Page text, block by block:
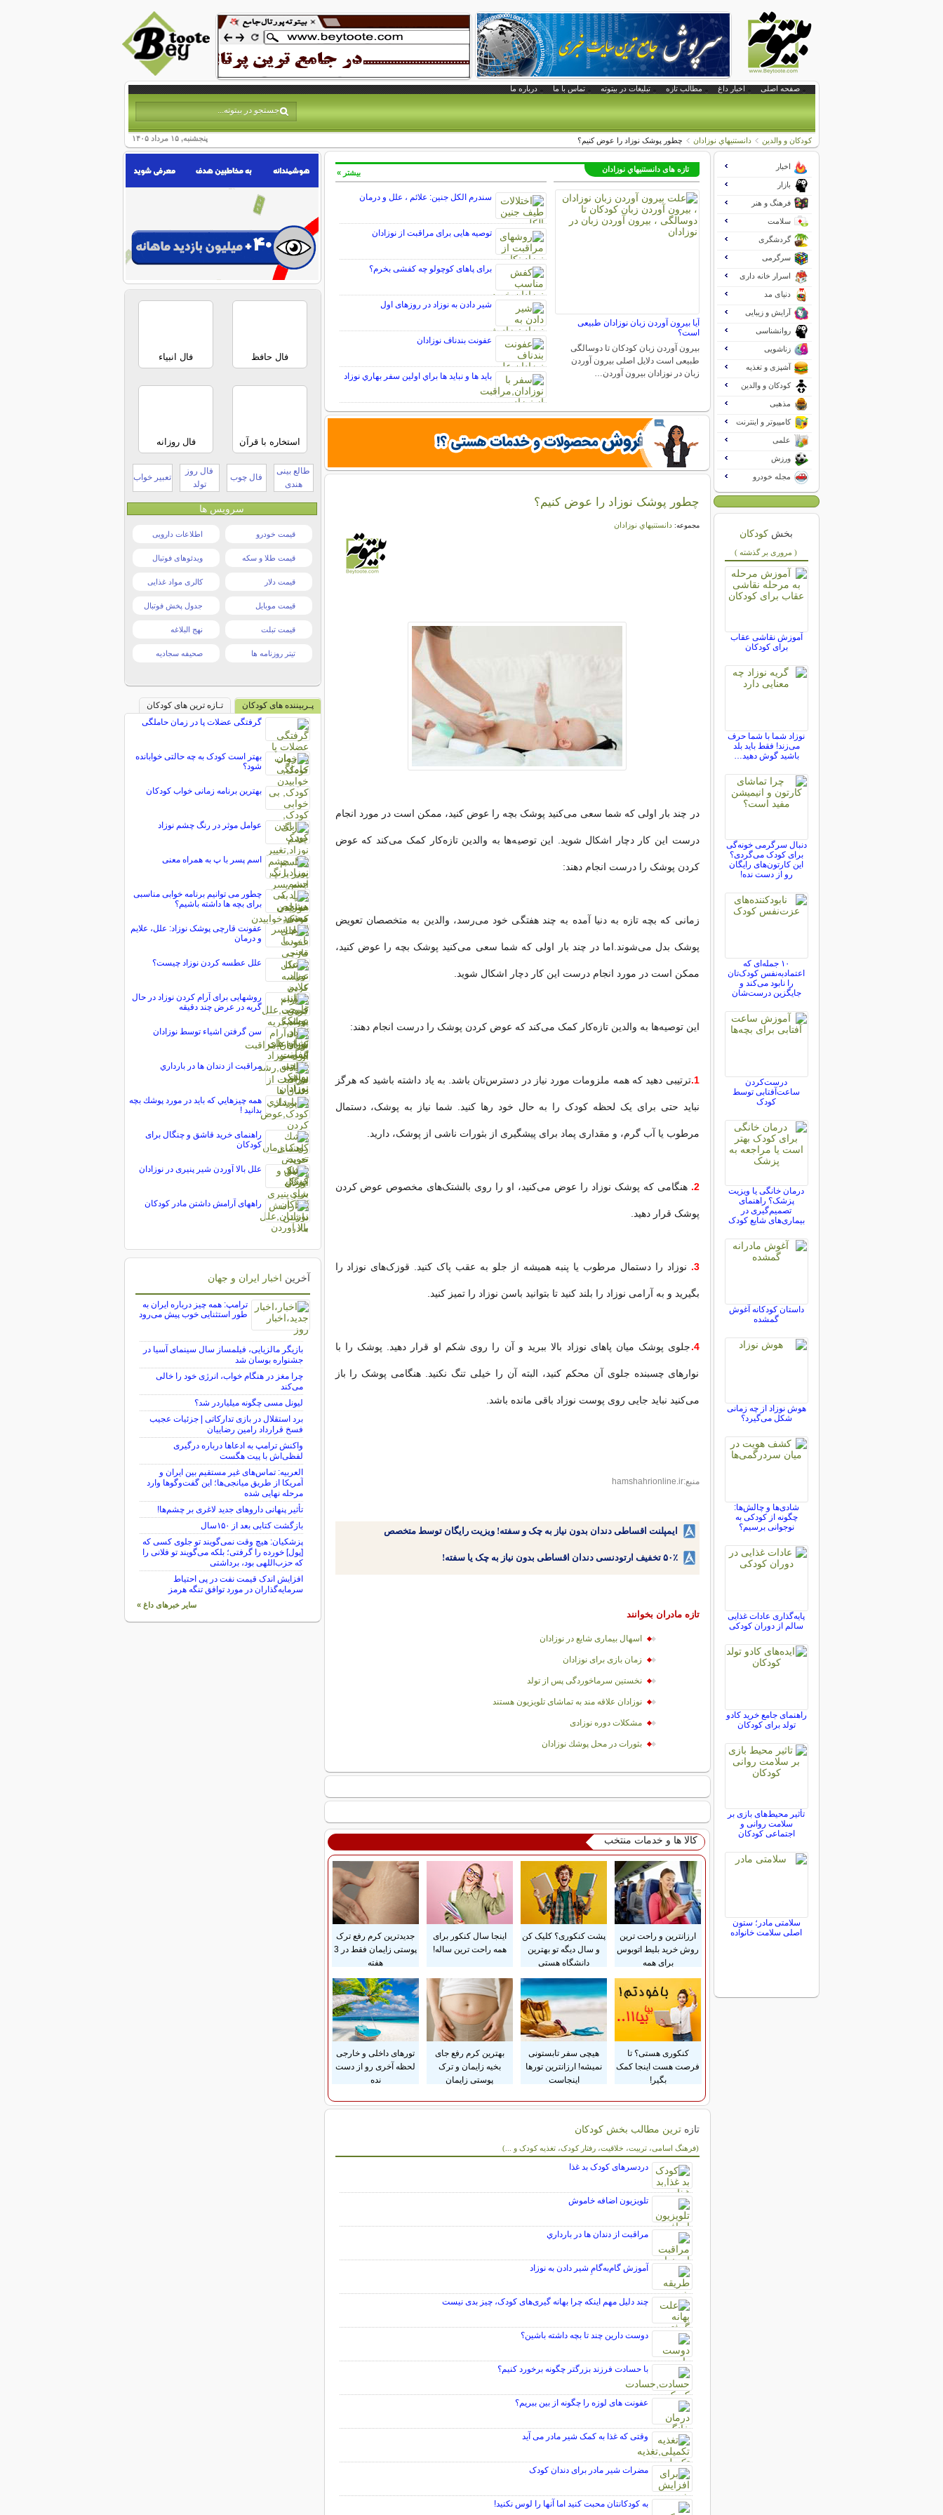
صفحه اصلی اخبار داغ مطالب تازه تبلیغات در بیتوته تماس با ما درباره ما
پنجشنبه, ۱۵ مرداد ۱۴۰۵ کودکان و والدین دانستنيهاي نوزادان چطور پوشک نوزاد را عوض کنیم؟
تازه های دانستنيهاي نوزادان
آیا بیرون آوردن زبان نوزادان طبیعی
است؟
بیرون آوردن زبان کودکان تا دوسالگی
طبیعی است دلایل اصلی بیرون آوردن
زبان در نوزادان بیرون آوردن…
سندرم الکل جنین: علائم ، علل و درمان
توصیه هایی برای مراقبت از نوزادان
برای پاهای کوچولو چه کفشی بخرم؟
شیر دادن به نوزاد در روزهای اول
عفونت بندناف نوزادان
بايد ها و نبايد ها براي اولين سفر بهاري نوزاد
بیشتر »
چطور پوشک نوزاد را عوض کنیم؟
مجموعه:دانستنيهاي نوزادان
در چند بار اولی که شما سعی می‌کنید پوشک بچه را عوض کنید، ممکن است در مورد انجام
درست این کار دچار اشکال شوید. این توصیه‌ها به والدین تازه‌کار کمک می‌کند که عوض
کردن پوشک را درست انجام دهند:
زمانی که بچه تازه به دنیا آمده به چند هفتگی خود می‌رسد، والدین به متخصصان تعویض
پوشک بدل‌ می‌شوند.اما در چند بار اولی که شما سعی می‌کنید پوشک بچه را عوض کنید،
ممکن است در مورد انجام درست این کار دچار اشکال شوید.
این توصیه‌ها به والدین تازه‌کار کمک می‌کند که عوض کردن پوشک را درست انجام دهند:
1. ترتیبی دهید که همه ملزومات مورد نیاز در دسترس‌تان باشد. به یاد داشته باشید که هرگز
نباید حتی برای یک لحظه کودک را به حال خود رها کنید. شما نیاز به پوشک، دستمال
مرطوب یا آب گرم، و مقداری پماد برای پیشگیری از بثورات ناشی از پوشک، دارید.
2. هنگامی که پوشک نوزاد را عوض می‌کنید، او را روی بالشتک‌های مخصوص عوض کردن
پوشک قرار دهید.
3. نوزاد را دستمال مرطوب یا پنبه همیشه از جلو به عقب پاک کنید. قوزک‌های نوزاد را
بگیرید و به آرامی نوزاد را بلند کنید تا بتوانید باسن نوزاد را تمیز کنید.
4. جلوی پوشک میان پاهای نوزاد بالا ببرید و آن را روی شکم او قرار دهید. پوشک را با
نوارهای چسبنده جلوی آن محکم کنید، البته آن را خیلی تنگ نکنید. هنگامی پوشک را باز
می‌کنید نباید جایی روی پوست نوزاد باقی مانده باشد.
منبع:hamshahrionline.ir
ایمپلنت اقساطی دندان بدون نیاز به چک و سفته! ویزیت رایگان توسط متخصص
۵۰٪ تخفیف ارتودنسی دندان اقساطی بدون نیاز به چک یا سفته!
تازه مادران بخوانند
اسهال بیماری شایع در نوزادان
زمان بازی برای نوزادان
نخستین سرماخوردگی پس از تولد
نوزادان علاقه مند به تماشای تلویزیون هستند
مشکلات دوره نوزادی
بثورات در محل پوشك نوزادان
کالا ها و خدمات منتخب
ارزانترین و راحت ترین
روش خرید بلیط اتوبوس
برای همه
پشت کنکوری؟ کلیک کن
و سال دیگه تو بهترین
دانشگاه هستی
اینجا سال کنکور برای
همه راحت ترین ساله!
جدیدترین کرم رفع ترک
پوستی زایمان فقط در 3
هفته
کنکوری هستی؟ تا
فرصت هست اینجا کمک
بگیر!
هیچی سفر تابستونی
نمیشه! ارزانترین تورها
اینجاست
بهترین کرم رفع جای
بخیه زایمان و ترک
پوستی زایمان
تورهای داخلی و خارجی
لحظه آخری رو از دست
نده
تازه ترین مطالب بخش کودکان
(فرهنگ اسامی، تربیت، خلاقیت، رفتار کودک، تغذیه کودک و ...)
سایر مطالب کودکان
دردسرهای کودک بد غذا
تلویزیون اضافه خاموش
مراقبت از دندان‌ ها در بارداري
آموزش گام‌به‌گامِ شیر دادن به نوزاد
چند دلیل مهم اینکه چرا بهانه گیری‌های کودک، چیز بدی نیست
دوست دارین چند تا بچه داشته باشین؟
با حسادت فرزند بزرگتر چگونه برخورد کنیم؟
عفونت های لوزه را چگونه از بین ببریم؟
وقتی که غذا به کمک شیر مادر می آید
مضرات شیر مادر برای دندان کودک
به کودکانتان محبت کنید اما آنها را لوس نکنید!
اخبار
بازار
فرهنگ و هنر
سلامت
گردشگری
سرگرمی
اسرار خانه داری
دنیای مد
آرایش و زیبایی
روانشناسی
زناشویی
آشپزی و تغذیه
کودکان و والدین
مذهبی
کامپیوتر و اینترنت
علمی
ورزش
مجله خودرو
بخش کودکان
( مروری بر گذشته )
آموزش نقاشی عقاب
برای کودکان
نوزاد شما با شما حرف
می‌زند! فقط باید بلد
باشید گوش دهید…
دنبال سرگرمی خونه‌گی
برای کودک می‌گردی؟
این کارتون‌های رایگان
رو از دست نده!
۱۰ جمله‌ای که
اعتمادبه‌نفس کودک‌تان
را نابود می‌کند و
جایگزین درست‌شان
درست‌کردن
ساعت‌آفتابی توسط
کودک
درمان خانگی یا ویزیت
پزشک؟ راهنمای
تصمیم‌گیری در
بیماری‌های شایع کودک
داستان کودکانه آغوش
گمشده
هوش نوزاد از چه زمانی
شکل می‌گیرد؟
شادی‌ها و چالش‌ها:
چگونه از کودکی به
نوجوانی برسیم؟
پایه‌گذاری عادات غذایی
سالم از دوران کودکی
راهنمای جامع خرید کادو
تولد برای کودکان
تأثیر محیط‌های بازی بر
سلامت روانی و
اجتماعی کودکان
سلامتی مادر؛ ستون
اصلی سلامت خانواده
فال حافظ فال انبیاء
استخاره با قرآن فال روزانه
طالع بینی
هندی
فال چوب
فال روز
تولد
تعبیر خواب
سرویس ها
قیمت خودرو اطلاعات دارویی
قیمت طلا و سکه ویدئوهای فوتبال
قیمت دلار کالری مواد غذایی
قیمت موبایل جدول پخش فوتبال
قیمت تبلت نهج البلاغه
تیتر روزنامه ها صحیفه سجادیه
پـربیننده های کودکان
تـازه ترین های کودکان
گرفتگی عضلات پا در زمان حاملگی
بهتر است کودک به چه حالتی خوابانده
شود؟
بهترین برنامه زمانی خواب کودکان
عوامل موثر در رنگ چشم نوزاد
اسم پسر با پ به همراه معنی
چطور می توانیم برنامه خوابی مناسبی
برای بچه ها داشته باشیم؟
عفونت قارچی پوشک نوزاد: علل، علایم
و درمان
علل عطسه کردن نوزاد چیست؟
روشهایی برای آرام کردن نوزاد در حال
گریه در عرض چند دقیقه
سن گرفتن اشیاء توسط نوزادان
مراقبت از دندان‌ ها در بارداري
همه چيزهايي كه بايد در مورد پوشك بچه
بدانید !
راهنمای خرید قاشق و چنگال برای
کودکان
علل بالا آوردن شیر پنیری در نوزادان
راههای آرامش داشتن مادر کودکان
آخرین اخبار ایران و جهان
ترامپ: همه چیز درباره ایران به
طور استثنایی خوب پیش می‌رود
بازیگر مالزیایی، فیلمساز سال سینمای آسیا در
جشنواره بوسان شد
چرا مغز در هنگام خواب، انرژی خود را خالی
می‌کند
لیونل مسی چگونه میلیاردر شد؟
برد استقلال در بازی تدارکاتی | جزئیات عجیب
فسخ قرارداد رامین رضاییان
واکنش ترامپ به ادعاها درباره درگیری
لفظی‌اش با پیت هگست
العربیه: تماس‌های غیر مستقیم بین ایران و
آمریکا از طریق میانجی‌ها؛ این گفت‌و‌گو‌ها وارد
مرحله نهایی شده
تأثیر پنهانی داروهای جدید لاغری بر چشم‌ها!
بازگشت کتابی بعد از ۱۵۰سال
پزشکیان: هیچ وقت نمی‌گویند تو جلوی کسی که
[پول] خورده را گرفتی؛ بلکه می‌گویند تو فلانی را
که حزب‌اللهی بود، برداشتی
افزایش اندک قیمت نفت در پی احتیاط
سرمایه‌گذاران در مورد توافق تنگه هرمز
سایر خبرهای داغ »